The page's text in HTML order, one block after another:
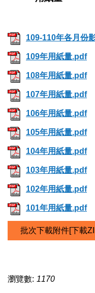
109-110年各月份
109年用紙量.pdf
108年用紙量.pdf
107年用紙量.pdf
106年用紙量.pdf
105年用紙量.pdf
104年用紙量.pdf
103年用紙量.pdf
102年用紙量.pdf
101年用紙量.pdf
批次下載附件[下載
瀏覽數: 1170